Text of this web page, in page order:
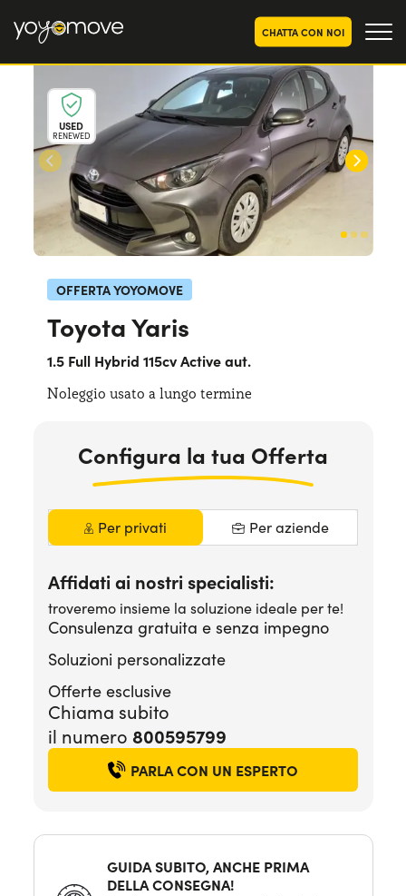
CHATTA CON NOI
OFFERTE NOLEGGIOLUNGO TERMINE
Privati
Aziende e P.IVA
OFFERTE NOLEGGIO
AUTO USATE
CHI SIAMO
La nostra storia
Lavora con noi
COME FUNZIONA
PERCHÉ CONVIENE
SCEGLI UN PAESE
USED
RENEWED
OFFERTA YOYOMOVE
Toyota Yaris
1.5 Full Hybrid 115cv Active aut.
Noleggio usato a lungo termine
Configura la tua Offerta
Per privati Per aziende
Affidati ai nostri specialisti:
troveremo insieme la soluzione ideale per te!
Consulenza gratuita e senza impegno
Soluzioni personalizzate
Offerte esclusive
Chiama subito
il numero 800595799
PARLA CON UN ESPERTO
GUIDA SUBITO, ANCHE PRIMA
DELLA CONSEGNA!